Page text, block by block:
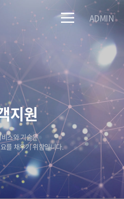
ADMIN
지원
스와 기술은
를 채우기 위함입니다.